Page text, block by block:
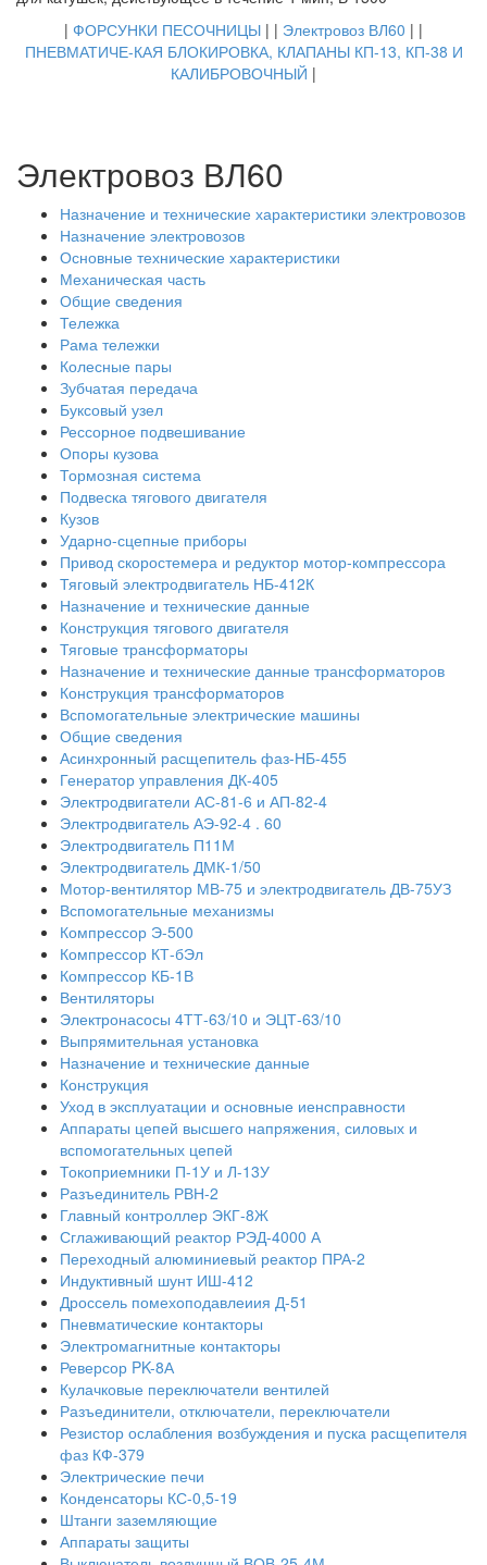
| ФОРСУНКИ ПЕСОЧНИЦЫ | | Электровоз ВЛ60 | |
ПНЕВМАТИЧЕ-КАЯ БЛОКИРОВКА, КЛАПАНЫ КП-13, КП-38 И
КАЛИБРОВОЧНЫЙ |
Электровоз ВЛ60
Назначение и технические характеристики электровозов
Назначение электровозов
Основные технические характеристики
Механическая часть
Общие сведения
Тележка
Рама тележки
Колесные пары
Зубчатая передача
Буксовый узел
Рессорное подвешивание
Опоры кузова
Тормозная система
Подвеска тягового двигателя
Кузов
Ударно-сцепные приборы
Привод скоростемера и редуктор мотор-компрессора
Тяговый электродвигатель НБ-412К
Назначение и технические данные
Конструкция тягового двигателя
Тяговые трансформаторы
Назначение и технические данные трансформаторов
Конструкция трансформаторов
Вспомогательные электрические машины
Общие сведения
Асинхронный расщепитель фаз-НБ-455
Генератор управления ДК-405
Электродвигатели АС-81-6 и АП-82-4
Электродвигатель АЭ-92-4 . 60
Электродвигатель П11М
Электродвигатель ДМК-1/50
Мотор-вентилятор МВ-75 и электродвигатель ДВ-75УЗ
Вспомогательные механизмы
Компрессор Э-500
Компрессор КТ-бЭл
Компрессор КБ-1В
Вентиляторы
Электронасосы 4ТТ-63/10 и ЭЦТ-63/10
Выпрямительная установка
Назначение и технические данные
Конструкция
Уход в эксплуатации и основные иенсправности
Аппараты цепей высшего напряжения, силовых и
вспомогательных цепей
Токоприемники П-1У и Л-13У
Разъединитель РВН-2
Главный контроллер ЭКГ-8Ж
Сглаживающий реактор РЭД-4000 А
Переходный алюминиевый реактор ПРА-2
Индуктивный шунт ИШ-412
Дроссель помехоподавлеиия Д-51
Пневматические контакторы
Электромагнитные контакторы
Реверсор PK-8А
Кулачковые переключатели вентилей
Разъединители, отключатели, переключатели
Резистор ослабления возбуждения и пуска расщепителя
фаз КФ-379
Электрические печи
Конденсаторы КС-0,5-19
Штанги заземляющие
Аппараты защиты